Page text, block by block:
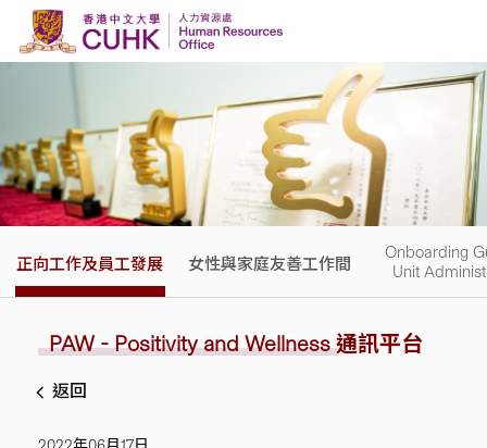
Skip to content
正向工作及員工發展 女性與家庭友善工作間
Onboarding
Unit
PAW - Positivity and Wellness通訊平台
返回